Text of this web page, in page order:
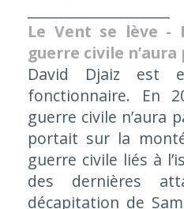
Le Vent se lève -
guerre civile n’aura
David Djaiz est
fonctionnaire. En
guerre civile n’aura
portait sur la
guerre civile liés à
des dernières
décapitation de